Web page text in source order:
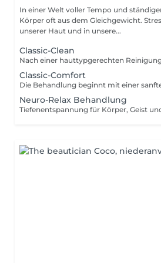
In einer Welt voller Tempo und
Körper oft aus dem Gleichgewicht. Stress
unserer Haut und in unsere...
Classic-Clean
Classic-Comfort
Neuro-Relax Behandlung